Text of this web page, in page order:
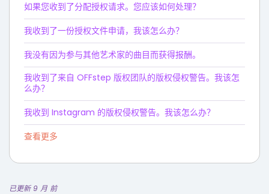
如果您收到了分配授权请求。您应该如何处理？
我收到了一份授权文件申请，我该怎么办？
我没有因为参与其他艺术家的曲目而获得报酬。
我收到了来自 OFFstep 版权团队的版权侵权警告。我该怎
么办？
我收到 Instagram 的版权侵权警告。我该怎么办？
查看更多
已更新 9 月 前